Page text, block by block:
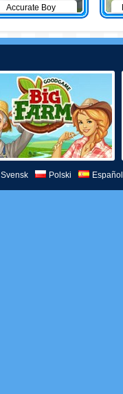
Accurate Boy
Svensk Polski Español